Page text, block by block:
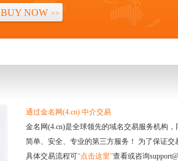
BUY NOW >>
通过金名网(4.cn) 中介交易
金名网(4.cn)是全球领先的域名交易服务机构
简单、安全、专业的第三方服务！ 为了保证
具体交易流程可“点击这里”查看或咨询